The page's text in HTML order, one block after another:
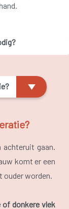
gaan.
komt er een
worden.
of donkere vlek